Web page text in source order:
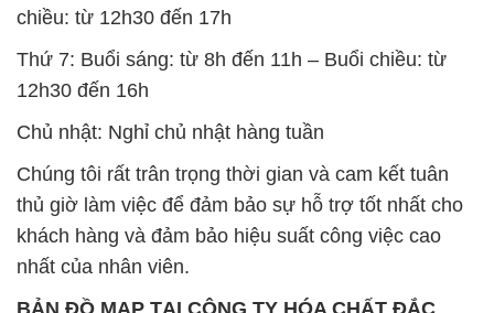
chiều: từ 12h30 đến 17h
Thứ 7: Buổi sáng: từ 8h đến 11h – Buổi chiều: từ
12h30 đến 16h
Chủ nhật: Nghỉ chủ nhật hàng tuần
Chúng tôi rất trân trọng thời gian và cam kết tuân
thủ giờ làm việc để đảm bảo sự hỗ trợ tốt nhất cho
khách hàng và đảm bảo hiệu suất công việc cao
nhất của nhân viên.